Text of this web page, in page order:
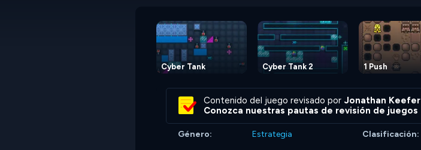
Cyber Tank Cyber Tank 2 1 Push
Contenido del juego revisado por Jonathan Keefer
Conozca nuestras pautas de revisión de juegos
Género: Estrategia Clasificación: